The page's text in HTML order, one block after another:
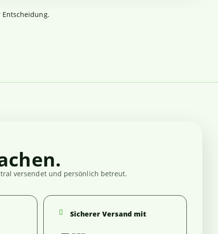
versendet und persönlich betreut.
Sicherer Versand mit